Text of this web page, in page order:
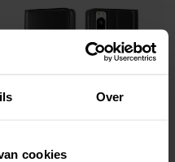
Over
cookies
Beschikbaar 2026-08-21